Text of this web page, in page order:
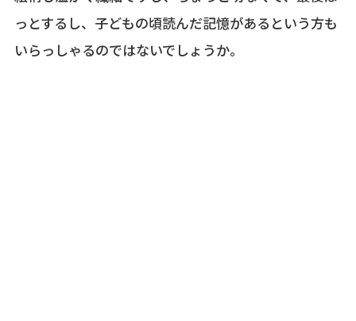
っとするし、子どもの頃読んだ記憶があるという方も
いらっしゃるのではないでしょうか。